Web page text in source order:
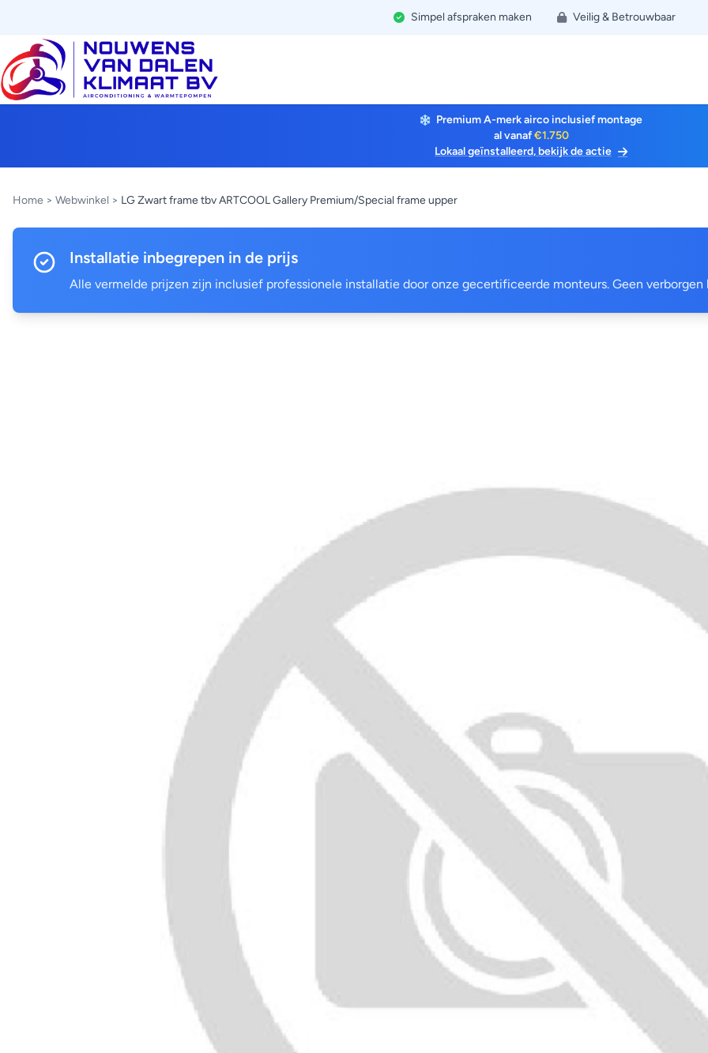
Simpel afspraken maken Veilig & Betrouwbaar
Premium A-merk airco inclusief montage
al vanaf€1.750
Lokaal geïnstalleerd, bekijk de actie
Home > Webwinkel > LG Zwart frame tbv ARTCOOL Gallery Premium/Special frame upper
Installatie inbegrepen in de prijs
Alle vermelde prijzen zijn inclusief professionele installatie door onze gecertificeerde monteurs. Geen verborgen